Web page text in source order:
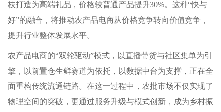
枝打造为高端礼品，价格较普通产品提升30%。这种“快与
好”的融合，将推动农产品电商从价格竞争转向价值竞争，
提升行业整体发展水平。
农产品电商的“双轮驱动”模式，以直播带货与社区集单为引
擎，以前置仓生鲜赛道为依托，以数据中台为支撑，正在全
面重构传统流通链路。在这一过程中，农批市场不仅实现了
物理空间的突破，更通过服务升级与模式创新，成为乡村振